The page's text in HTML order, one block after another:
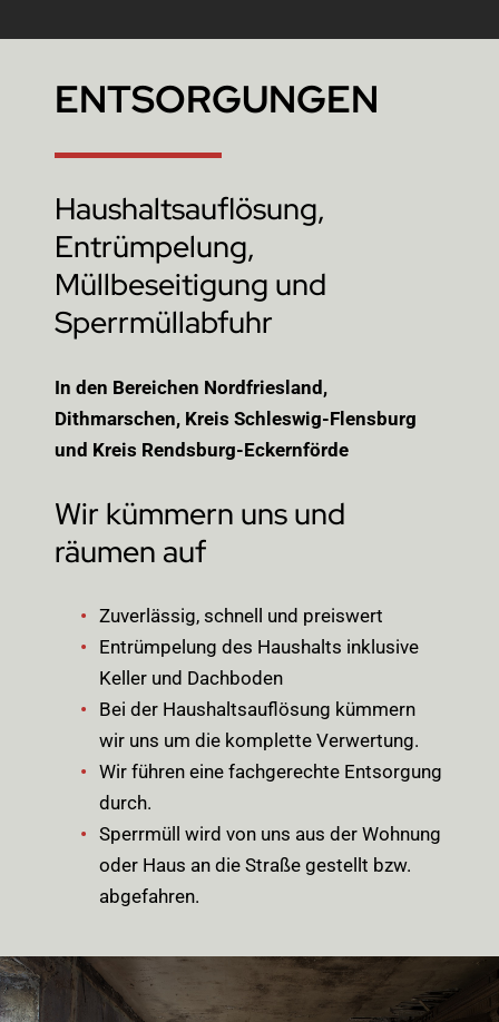
ENTSORGUNGEN
Haushaltsauflösung,
Entrümpelung,
Müllbeseitigung und
Sperrmüllabfuhr
In den Bereichen Nordfriesland,
Dithmarschen, Kreis Schleswig-Flensburg
und Kreis Rendsburg-Eckernförde
Wir kümmern uns und
räumen auf
Zuverlässig, schnell und preiswert
Entrümpelung des Haushalts inklusive
Keller und Dachboden
Bei der Haushaltsauflösung kümmern
wir uns um die komplette Verwertung.
Wir führen eine fachgerechte Entsorgung
durch.
Sperrmüll wird von uns aus der Wohnung
oder Haus an die Straße gestellt bzw.
abgefahren.